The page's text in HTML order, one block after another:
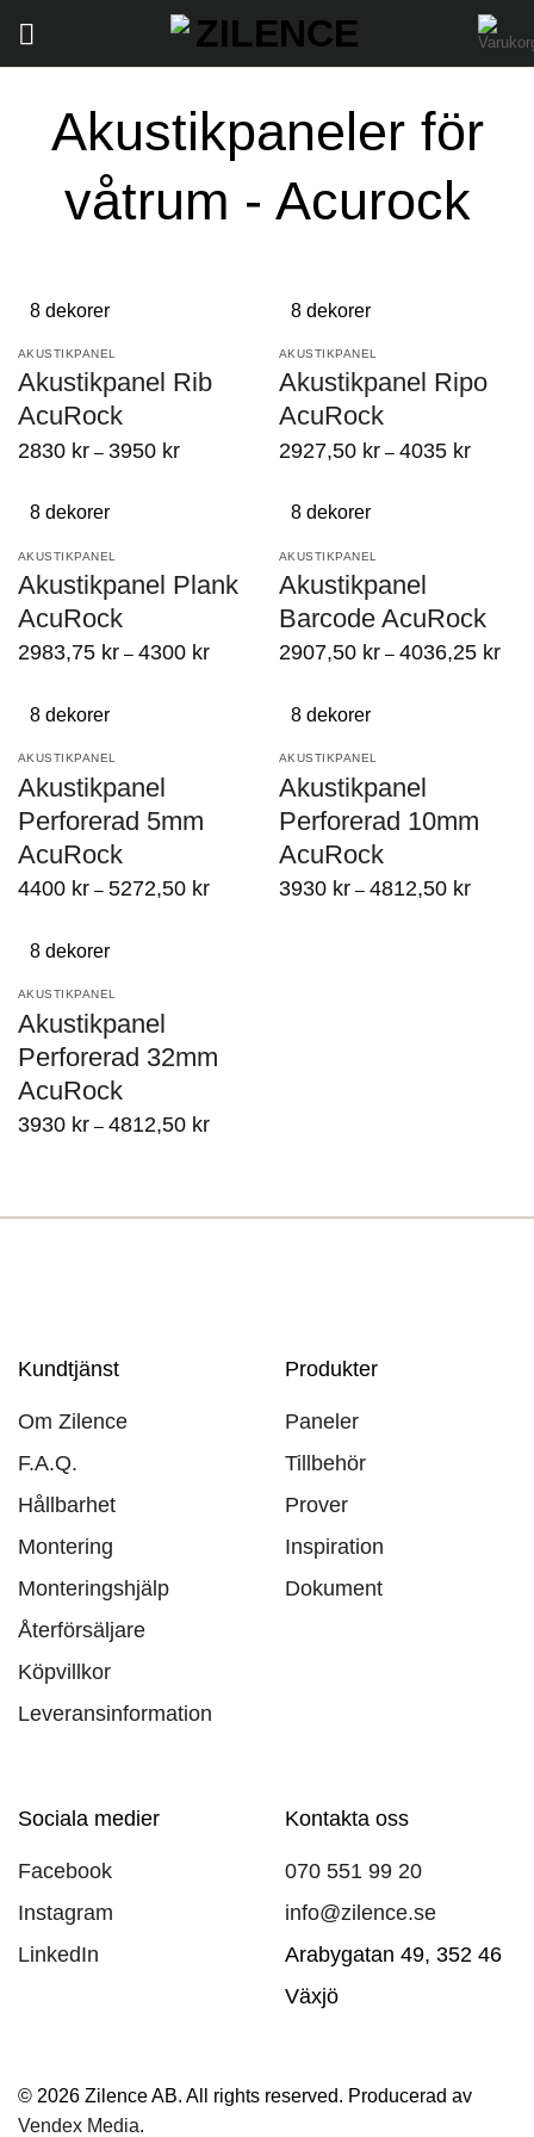
Akustikpaneler för
våtrum - Acurock
8 dekorer
AKUSTIKPANEL
Akustikpanel Rib
AcuRock
2830 kr– 3950 kr
8 dekorer
AKUSTIKPANEL
Akustikpanel Ripo
AcuRock
2927,50 kr– 4035 kr
8 dekorer
AKUSTIKPANEL
Akustikpanel Plank
AcuRock
2983,75 kr– 4300 kr
8 dekorer
AKUSTIKPANEL
Akustikpanel
Barcode AcuRock
2907,50 kr– 4036,25 kr
8 dekorer
AKUSTIKPANEL
Akustikpanel
Perforerad 5mm
AcuRock
4400 kr– 5272,50 kr
8 dekorer
AKUSTIKPANEL
Akustikpanel
Perforerad 10mm
AcuRock
3930 kr– 4812,50 kr
8 dekorer
AKUSTIKPANEL
Akustikpanel
Perforerad 32mm
AcuRock
3930 kr– 4812,50 kr
Kundtjänst
Om Zilence
F.A.Q.
Hållbarhet
Montering
Monteringshjälp
Återförsäljare
Köpvillkor
Leveransinformation
Produkter
Paneler
Tillbehör
Prover
Inspiration
Dokument
Sociala medier
Facebook
Instagram
LinkedIn
Kontakta oss
070 551 99 20
info@zilence.se
Arabygatan 49, 352 46
Växjö
© 2026 Zilence AB. All rights reserved. Producerad av
Vendex Media.